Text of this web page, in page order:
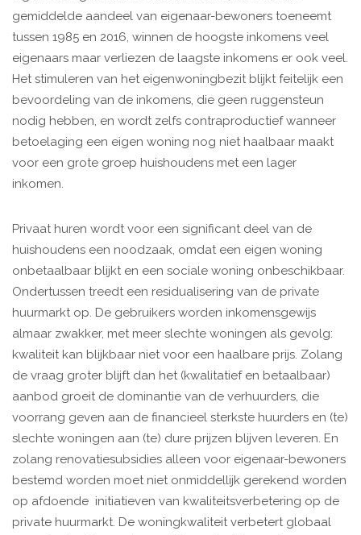
gemiddelde aandeel van eigenaar-bewoners toeneemt
tussen 1985 en 2016, winnen de hoogste inkomens veel
eigenaars maar verliezen de laagste inkomens er ook veel.
Het stimuleren van het eigenwoningbezit blijkt feitelijk een
bevoordeling van de inkomens, die geen ruggensteun
nodig hebben, en wordt zelfs contraproductief wanneer
betoelaging een eigen woning nog niet haalbaar maakt
voor een grote groep huishoudens met een lager
inkomen.
Privaat huren wordt voor een significant deel van de
huishoudens een noodzaak, omdat een eigen woning
onbetaalbaar blijkt en een sociale woning onbeschikbaar.
Ondertussen treedt een residualisering van de private
huurmarkt op. De gebruikers worden inkomensgewijs
almaar zwakker, met meer slechte woningen als gevolg:
kwaliteit kan blijkbaar niet voor een haalbare prijs. Zolang
de vraag groter blijft dan het (kwalitatief en betaalbaar)
aanbod groeit de dominantie van de verhuurders, die
voorrang geven aan de financieel sterkste huurders en (te)
slechte woningen aan (te) dure prijzen blijven leveren. En
zolang renovatiesubsidies alleen voor eigenaar-bewoners
bestemd worden moet niet onmiddellijk gerekend worden
op afdoende initiatieven van kwaliteitsverbetering op de
private huurmarkt. De woningkwaliteit verbetert globaal